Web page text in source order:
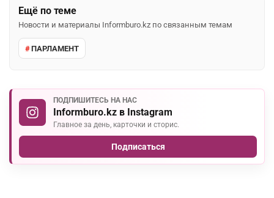
Ещё по теме
Новости и материалы Informburo.kz по связанным темам
ПАРЛАМЕНТ
ПОДПИШИТЕСЬ НА НАС
Informburo.kz в Instagram
Главное за день, карточки и сторис.
Подписаться